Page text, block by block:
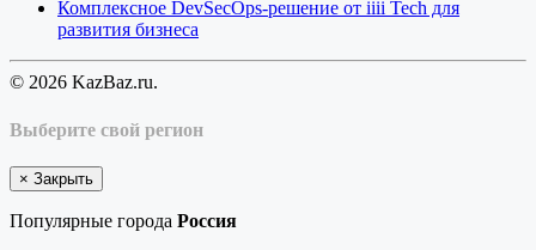
Комплексное DevSecOps-решение от iiii Tech для
развития бизнеса
© 2026 KazBaz.ru.
Выберите свой регион
× Закрыть
Популярные города Россия